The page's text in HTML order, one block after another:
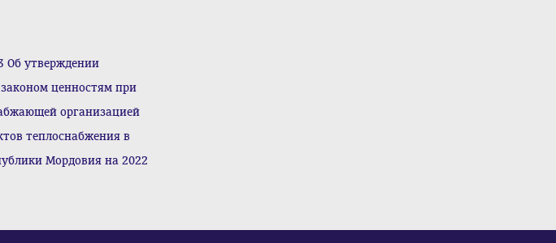
Об утверждении
ценностям при
организацией
теплоснабжения в
Мордовия на 2022